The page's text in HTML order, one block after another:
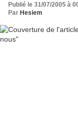
Publié le 31/07/2005 à
Par Hesiem